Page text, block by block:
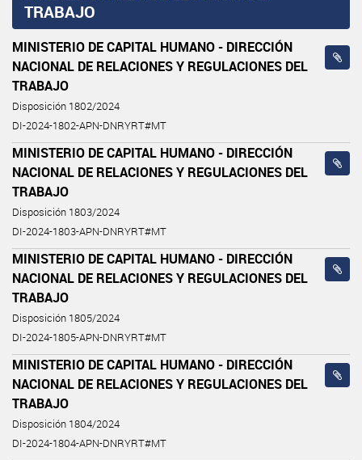
TRABAJO
MINISTERIO DE CAPITAL HUMANO - DIRECCIÓN
NACIONAL DE RELACIONES Y REGULACIONES DEL
TRABAJO
Disposición 1802/2024
DI-2024-1802-APN-DNRYRT#MT
MINISTERIO DE CAPITAL HUMANO - DIRECCIÓN
NACIONAL DE RELACIONES Y REGULACIONES DEL
TRABAJO
Disposición 1803/2024
DI-2024-1803-APN-DNRYRT#MT
MINISTERIO DE CAPITAL HUMANO - DIRECCIÓN
NACIONAL DE RELACIONES Y REGULACIONES DEL
TRABAJO
Disposición 1805/2024
DI-2024-1805-APN-DNRYRT#MT
MINISTERIO DE CAPITAL HUMANO - DIRECCIÓN
NACIONAL DE RELACIONES Y REGULACIONES DEL
TRABAJO
Disposición 1804/2024
DI-2024-1804-APN-DNRYRT#MT